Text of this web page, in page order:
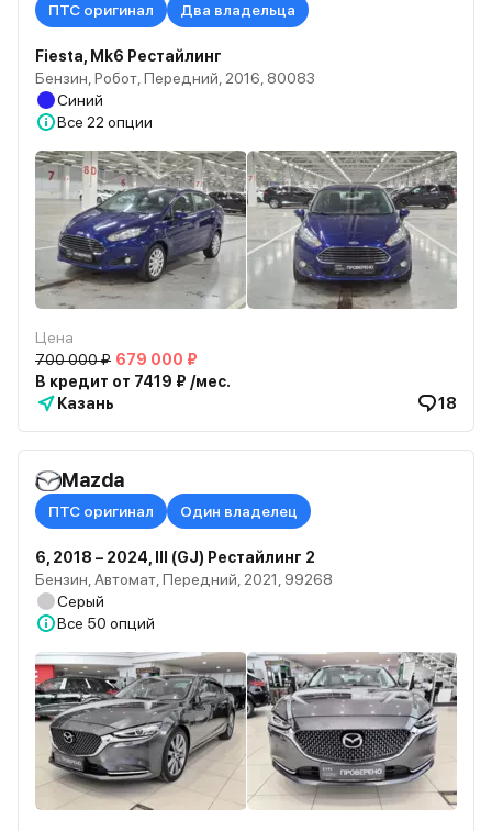
ПТС оригинал Два владельца
Fiesta, Mk6 Рестайлинг
Бензин, Робот, Передний, 2016, 80083
Синий
Все 22 опции
Цена
700 000 ₽ 679 000 ₽
В кредит от 7419 ₽ /мес.
Казань
18
Mazda
ПТС оригинал Один владелец
6, 2018 – 2024, III (GJ) Рестайлинг 2
Бензин, Автомат, Передний, 2021, 99268
Серый
Все 50 опций